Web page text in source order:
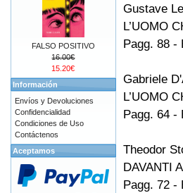
Gustave
L’UOMO
Pagg. 88 -
Gabriele
L’UOMO
Pagg. 64 -
Theodor
DAVANTI
Pagg. 72 -
FALSO POSITIVO
16.00€
15.20€
Información
Envíos y Devoluciones
Confidencialidad
Condiciones de Uso
Contáctenos
Aceptamos